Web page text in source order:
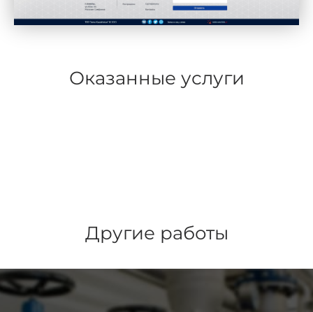
Оказанные услуги
Другие работы